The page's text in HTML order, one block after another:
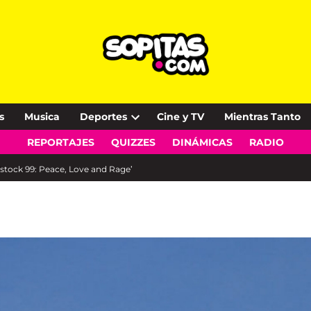
Musica Deportes
Open
dropdown
Cine y TV Mientras Tanto
REPORTAJES QUIZZES DINÁMICAS RADIO
99: Peace, Love and Rage’